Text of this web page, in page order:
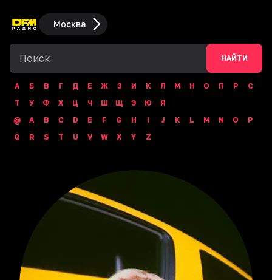
Москва
НАЙТИ
А Б В Г Д Е Ж З И К Л М Н О П Р
С
Т
У Ф Х Ц Ч Ш Щ Э Ю
Я
@
A B C D E F G H I J K L M N O
P
Q
R S T U V W X Y Z